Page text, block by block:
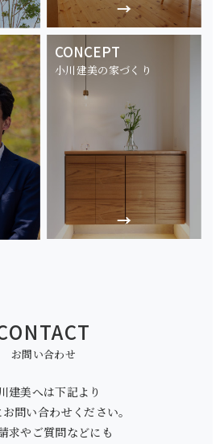
CONCEPT
小川建美の家づくり
お問い合わせ
建美へは下記より
問い合わせください。
求やご質問などにも